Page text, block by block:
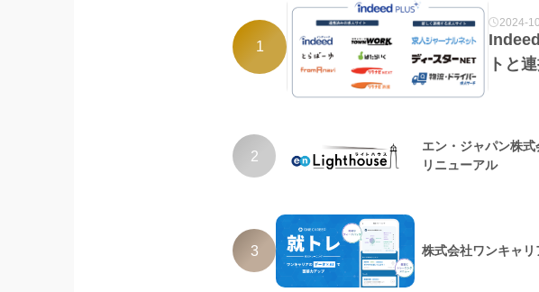
1
2024-
トと
2
エン・ジャパン株
リニューアル
3 株式会社ワンキャ